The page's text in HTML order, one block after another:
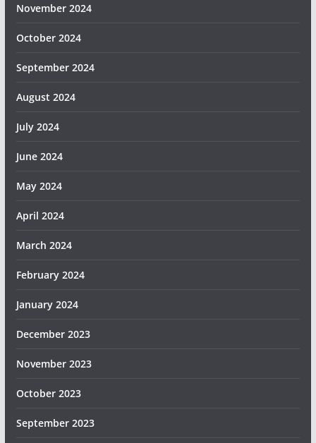
November 2024
October 2024
September 2024
August 2024
July 2024
June 2024
May 2024
April 2024
March 2024
February 2024
January 2024
December 2023
November 2023
October 2023
September 2023